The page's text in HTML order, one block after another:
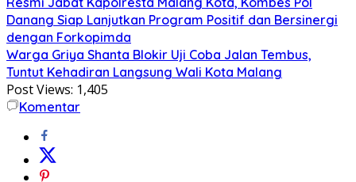
Danang Siap Lanjutkan Program Positif dan Bersinergi
dengan Forkopimda
Warga Griya Shanta Blokir Uji Coba Jalan Tembus,
Tuntut Kehadiran Langsung Wali Kota Malang
Post Views: 1,405
Komentar